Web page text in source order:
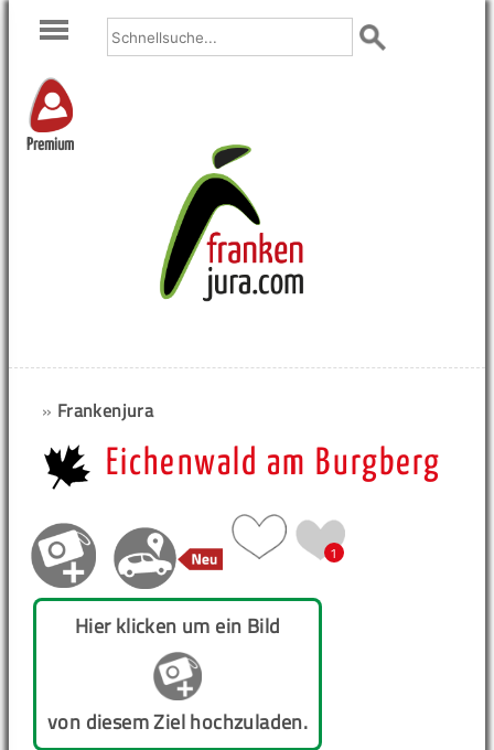
Premium
» Frankenjura
Eichenwald am Burgberg
1
Hier klicken um ein Bild
von diesem Ziel hochzuladen.